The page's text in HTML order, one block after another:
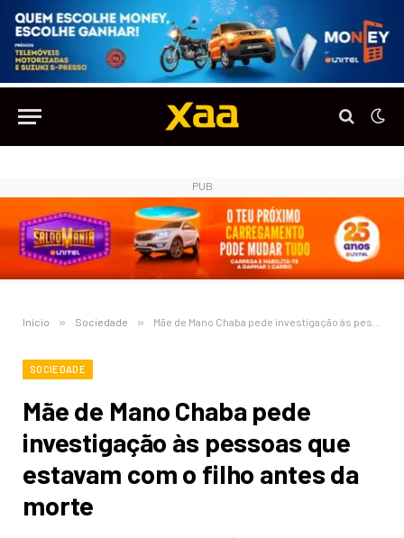
PUB
Início » Sociedade » Mãe de Mano Chaba pede investigação às pessoas que estavam com o filho antes da morte
SOCIEDADE
Mãe de Mano Chaba pede
investigação às pessoas que
estavam com o filho antes da
morte